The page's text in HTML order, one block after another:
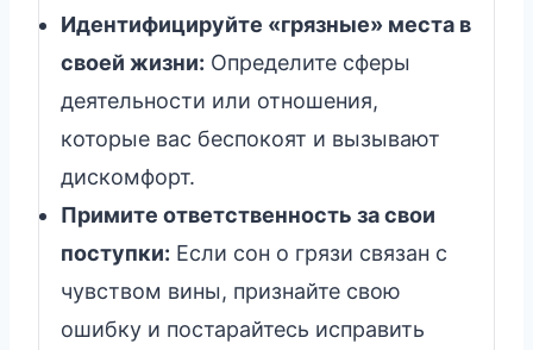
Идентифицируйте «грязные» места в
своей жизни: Определите сферы
деятельности или отношения,
которые вас беспокоят и вызывают
дискомфорт.
Примите ответственность за свои
поступки: Если сон о грязи связан с
чувством вины, признайте свою
ошибку и постарайтесь исправить